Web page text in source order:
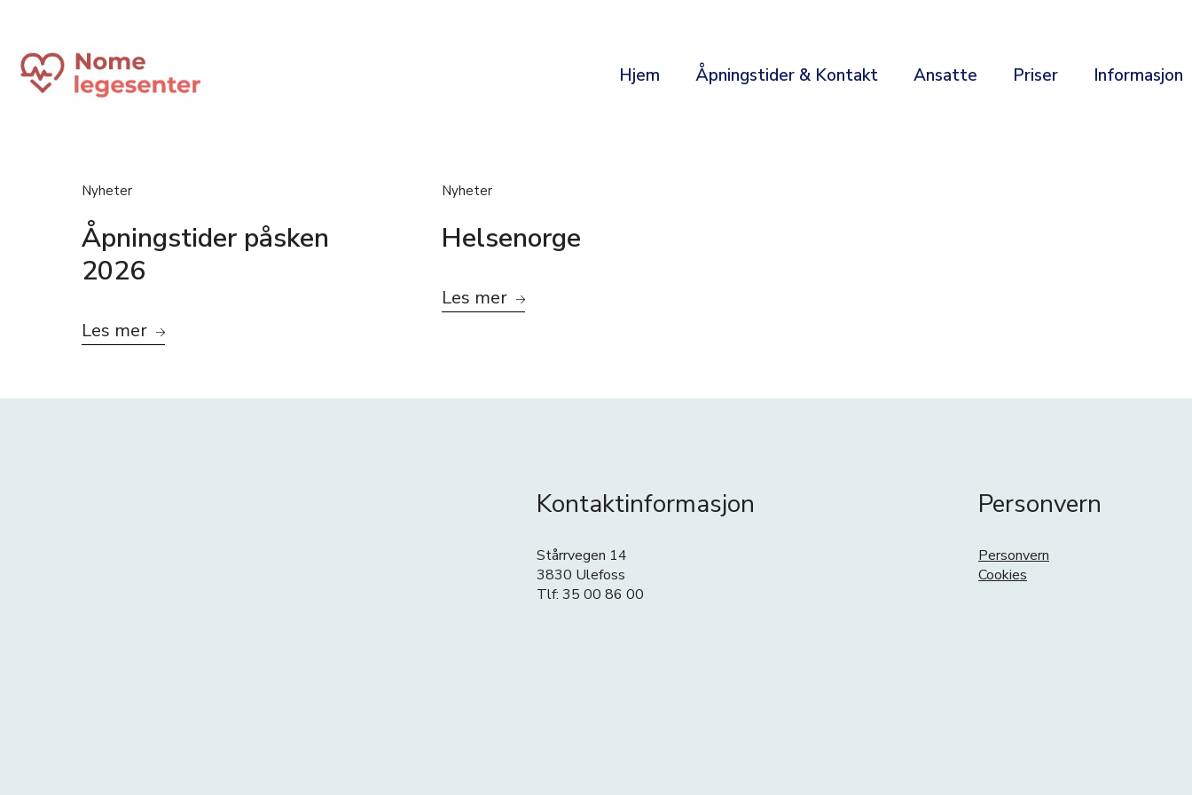
Hjem Åpningstider & Kontakt Ansatte Priser Informasjon
Nyheter
Åpningstider påsken
2026
Les mer
Nyheter
Helsenorge
Les mer
Kontaktinformasjon
Stårrvegen 14
3830 Ulefoss
Tlf: 35 00 86 00
Personvern
Personvern
Cookies